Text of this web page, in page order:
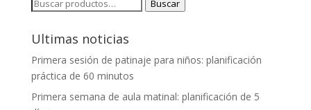
BUSCAR
Buscar
Ultimas noticias
Primera sesión de patinaje para niños: planificación
práctica de 60 minutos
Primera semana de aula matinal: planificación de 5